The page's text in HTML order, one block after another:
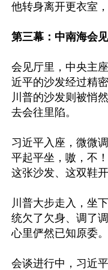
他转身离开更衣室
第三幕：中南海会
会见厅里，中央主
近平的沙发经过精
川普的沙发则被悄
去会往里陷。
习近平入座，微微
平起平坐，嗷，不
这张沙发、这双鞋开
川普大步走入，坐
统欠了欠身、调了
心里俨然已知原委。
会谈进行中，习近